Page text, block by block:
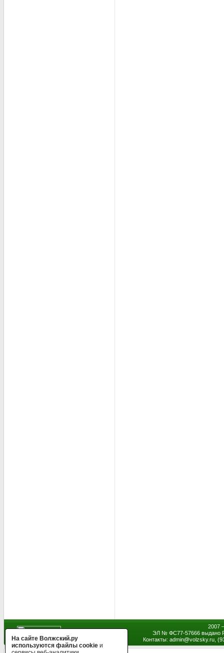
2007
ЭЛ № ФС77-57666 выдано
Контакты: admin@volzsky.ru,
На сайте Волжский.ру
используются файлы cookie и